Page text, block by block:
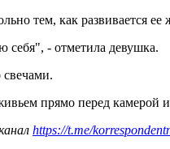
тем, как развивается ее
- отметила девушка.
прямо перед камерой
https://t.me/